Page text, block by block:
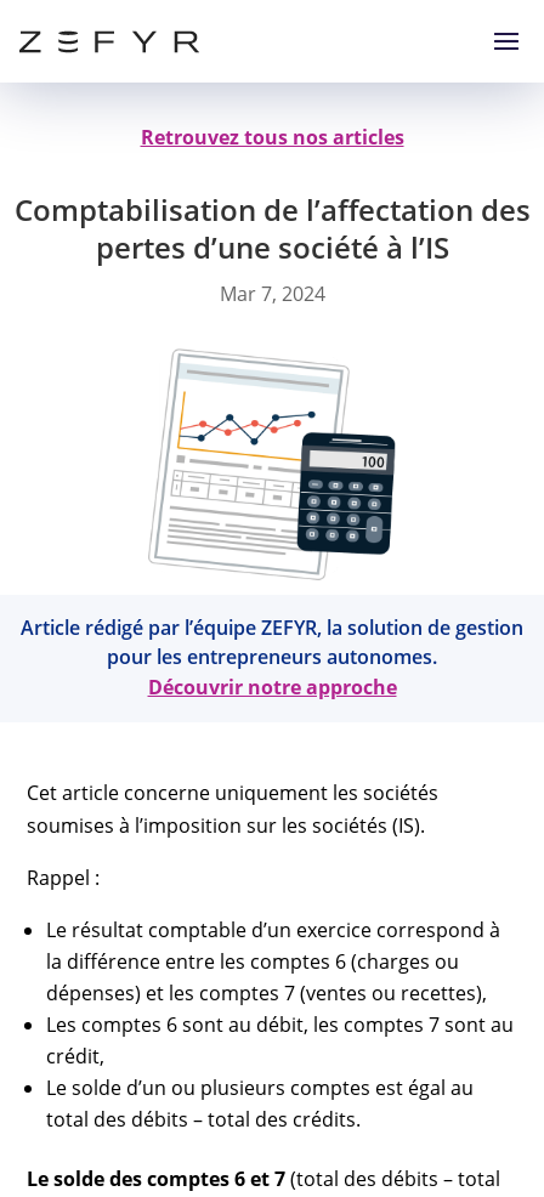
Retrouvez tous nos articles
Comptabilisation de l’affectation des
pertes d’une société à l’IS
Mar 7, 2024
Article rédigé par l’équipe ZEFYR, la solution de gestion
pour les entrepreneurs autonomes.
Découvrir notre approche
Cet article concerne uniquement les sociétés
soumises à l’imposition sur les sociétés (IS).
Rappel :
Le résultat comptable d’un exercice correspond à
la différence entre les comptes 6 (charges ou
dépenses) et les comptes 7 (ventes ou recettes),
Les comptes 6 sont au débit, les comptes 7 sont au
crédit,
Le solde d’un ou plusieurs comptes est égal au
total des débits – total des crédits.
Le solde des comptes 6 et 7(total des débits – total